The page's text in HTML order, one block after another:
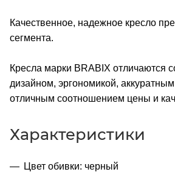
Качественное, надежное кресло
сегмента.
Кресла марки BRABIX отличаются
дизайном, эргономикой,
отличным соотношением цены и
Характеристики
Цвет обивки: черный